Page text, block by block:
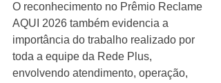
O reconhecimento no Prêmio Reclame
AQUI 2026 também evidencia a
importância do trabalho realizado por
toda a equipe da Rede Plus,
envolvendo atendimento, operação,